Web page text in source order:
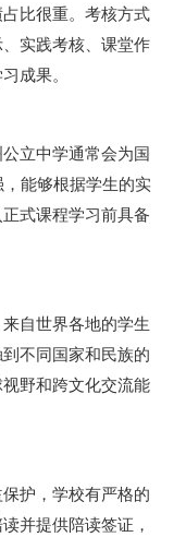
比很重。考核方式
实践考核、课堂作
成果。
立中学通常会为国
能够根据学生的实
式课程学习前具备
自世界各地的学生
不同国家和民族的
野和跨文化交流能
护，学校有严格的
并提供陪读签证，